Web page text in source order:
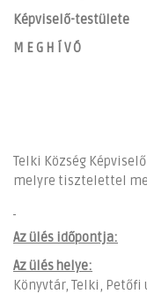
Képviselő-testülete
M E G H Í V Ó
Telki Község
melyre tisztelettel
Az ülés időpontja:
Az ülés helye:
Könyvtár, Telki, Petőfi